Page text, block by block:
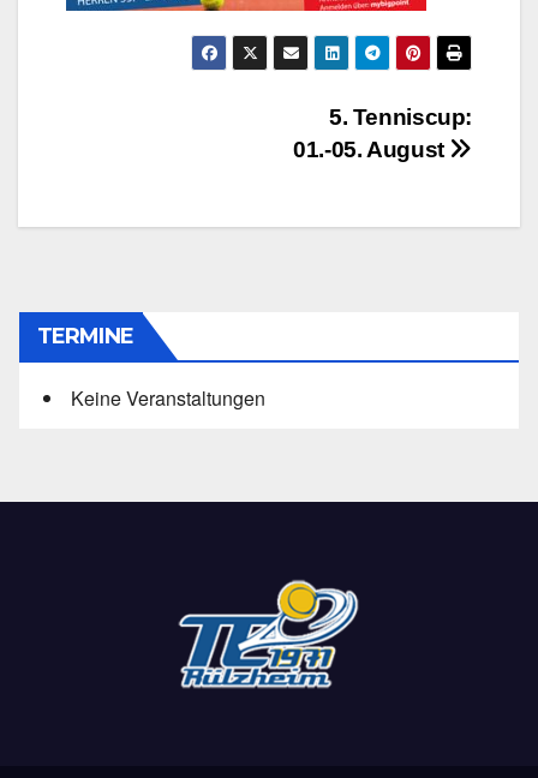
Beitragsnavigation
5. Tenniscup:
01.-05. August
TERMINE
Keine Veranstaltungen